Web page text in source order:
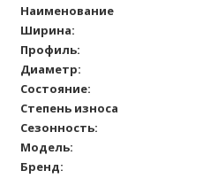
Наименование
Ширина:
Профиль:
Диаметр:
Состояние:
Степень износа
Сезонность:
Модель:
Бренд: